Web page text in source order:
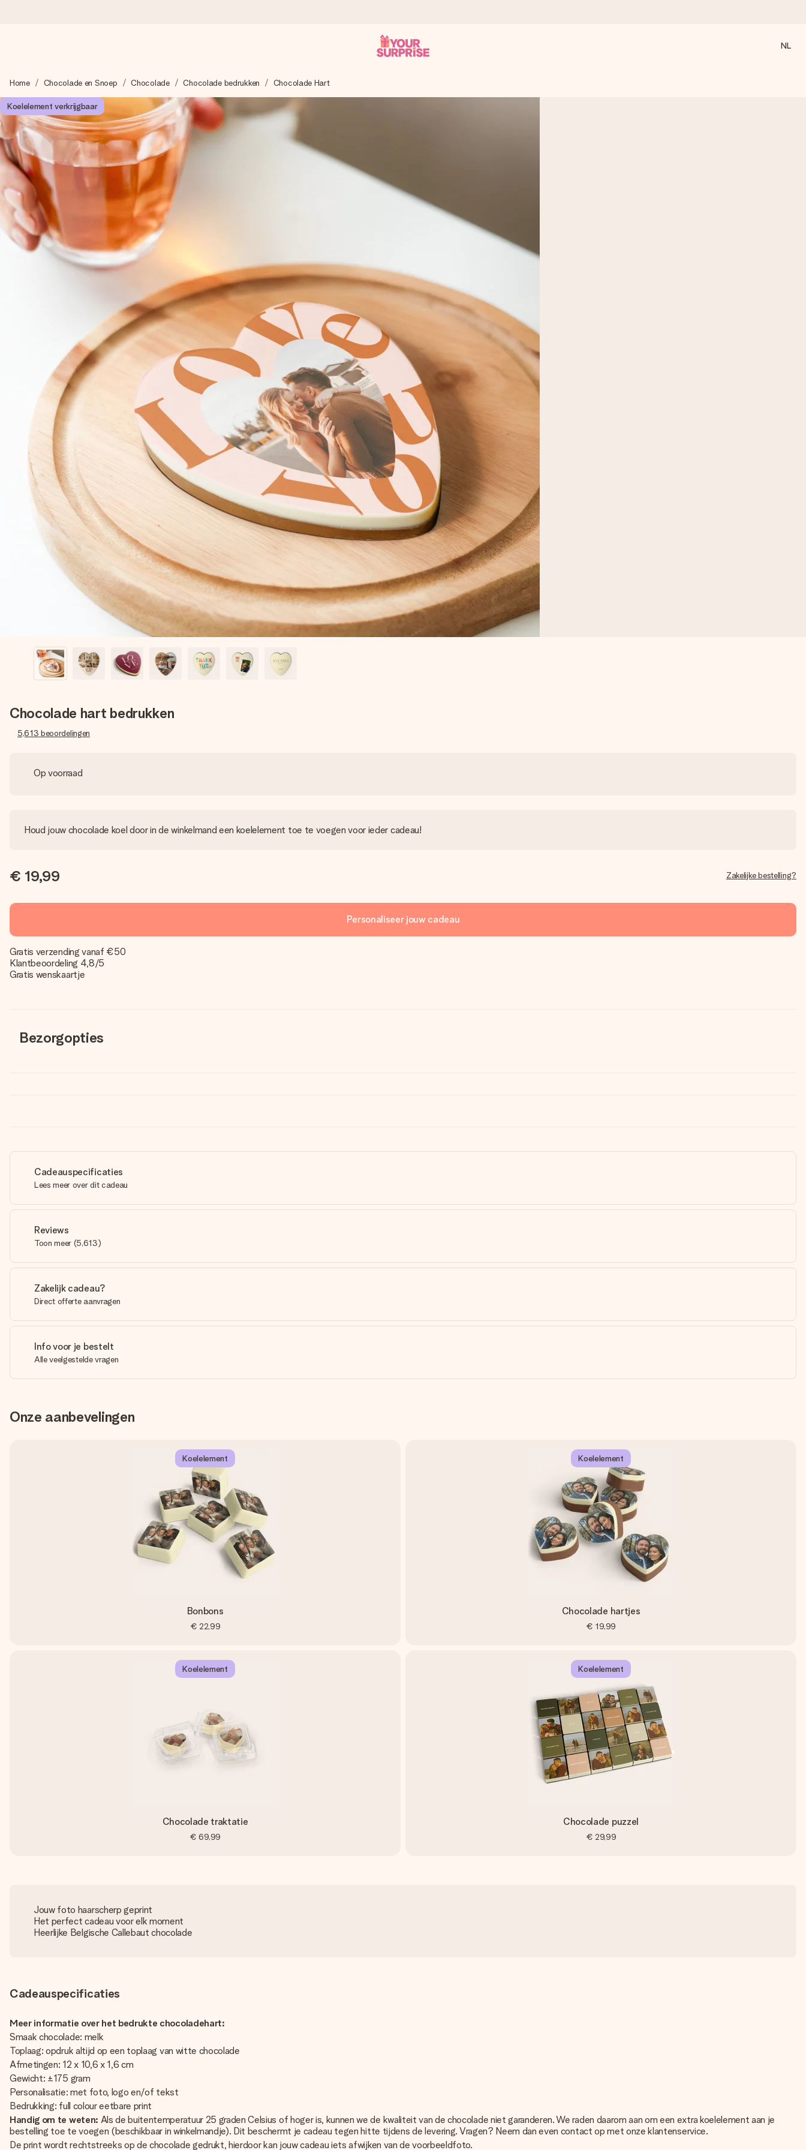
We maken jouw cadeau met zorg en zorgen dat het razendsnel onderweg is - zodat jij kunt geven op precies het juiste moment, wanneer het het meeste betekent.
4,8 (gebaseerd op +8.000 reviews)
Onze cadeaus worden gewaardeerd. Klanten beoordelen ons met een 4,7 op Google Reviews
Gratis wenskaartje
Je maakt in een paar stappen iets unieks – met haar naam, jullie foto of een boodschap die raakt. Zonder gedoe, maar met alle aandacht voor het moment.
NL
Home Chocolade en Snoep Chocolade Chocolade bedrukken Chocolade Hart
Koelelement verkrijgbaar
Chocolade hart bedrukken
5,613 beoordelingen
Op voorraad
Houd jouw chocolade koel door in de winkelmand een koelelement toe te voegen voor ieder cadeau!
€ 19,99 Zakelijke bestelling?
Personaliseer jouw cadeau
Gratis verzending vanaf €50
Klantbeoordeling 4,8/5
Gratis wenskaartje
Bezorgopties
Cadeauspecificaties
Lees meer over dit cadeau
Reviews
Toon meer (5,613)
Zakelijk cadeau?
Direct offerte aanvragen
Info voor je bestelt
Alle veelgestelde vragen
Onze aanbevelingen
Koelelement
Bonbons
€ 22,99
Koelelement
Chocolade hartjes
€ 19,99
Koelelement
Chocolade traktatie
€ 69,99
Koelelement
Chocolade puzzel
€ 29,99
Jouw foto haarscherp geprint
Het perfect cadeau voor elk moment
Heerlijke Belgische Callebaut chocolade
Cadeauspecificaties
Meer informatie over het bedrukte chocoladehart:
Smaak chocolade: melk
Toplaag: opdruk altijd op een toplaag van witte chocolade
Afmetingen: 12 x 10,6 x 1,6 cm
Gewicht: ±175 gram
Personalisatie: met foto, logo en/of tekst
Bedrukking: full colour eetbare print
Handig om te weten: Als de buitentemperatuur 25 graden Celsius of hoger is, kunnen we de kwaliteit van de chocolade niet garanderen. We raden daarom aan om een extra koelelement aan je
bestelling toe te voegen (beschikbaar in winkelmandje). Dit beschermt je cadeau tegen hitte tijdens de levering. Vragen? Neem dan even contact op met onze klantenservice.
De print wordt rechtstreeks op de chocolade gedrukt, hierdoor kan jouw cadeau iets afwijken van de voorbeeldfoto.